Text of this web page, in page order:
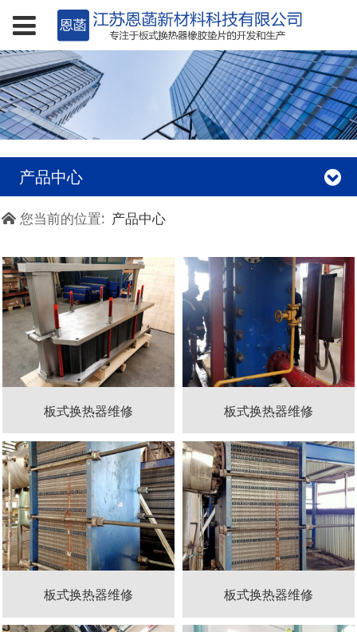
产品中心
您当前的位置: 产品中心
板式换热器维修 板式换热器维修
板式换热器维修 板式换热器维修